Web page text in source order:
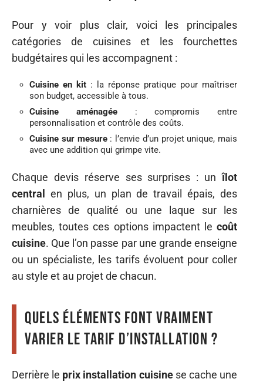
Pour y voir plus clair, voici les principales
catégories de cuisines et les fourchettes
budgétaires qui les accompagnent :
Cuisine en kit : la réponse pratique pour maîtriser
son budget, accessible à tous.
Cuisine aménagée: compromis entre
personnalisation et contrôle des coûts.
Cuisine sur mesure: l’envie d’un projet unique, mais
avec une addition qui grimpe vite.
Chaque devis réserve ses surprises : unîlot
central en plus, un plan de travail épais, des
charnières de qualité ou une laque sur les
meubles, toutes ces options impactent le coût
cuisine. Que l’on passe par une grande enseigne
ou un spécialiste, les tarifs évoluent pour coller
au style et au projet de chacun.
Quels éléments font vraiment
varier le tarif d’installation ?
Derrière le prix installation cuisinese cache une